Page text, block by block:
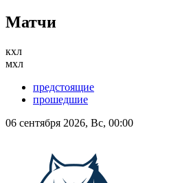
Матчи
кхл
мхл
предстоящие
прошедшие
06 сентября 2026, Вс, 00:00